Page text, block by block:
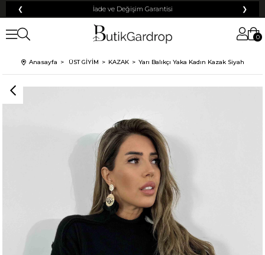
❮ İade ve Değişim Garantisi ❯
0
Anasayfa ÜST GİYİM KAZAK Yarı Balıkçı Yaka Kadın Kazak Siyah